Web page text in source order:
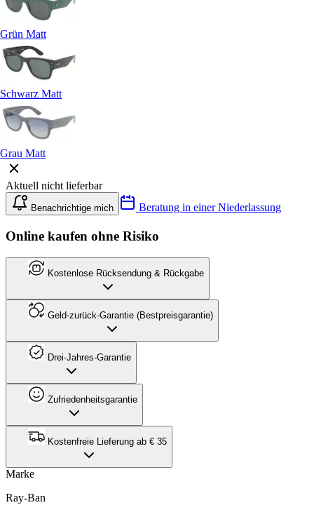
Grün Matt
Schwarz Matt
Grau Matt
Aktuell nicht lieferbar
Benachrichtige mich Beratung in einer Niederlassung
Online kaufen ohne Risiko
Kostenlose Rücksendung & Rückgabe
Geld-zurück-Garantie (Bestpreisgarantie)
Drei-Jahres-Garantie
Zufriedenheitsgarantie
Kostenfreie Lieferung ab € 35
Marke
Ray-Ban